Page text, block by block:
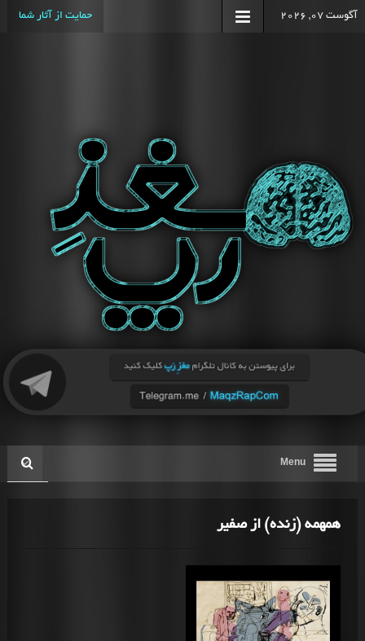
آگوست 07, 2026 حمایت از آثار شما
Menu
همهمه (زنده) از صفیر